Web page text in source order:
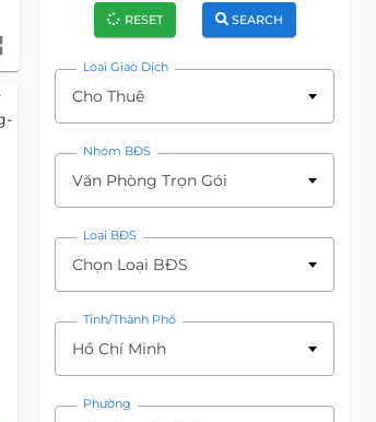
RESET SEARCH
Loại Giao Dịch
Cho Thuê
Nhóm BĐS
Văn Phòng Trọn Gói
Loại BĐS
Chọn Loại BĐS
Tỉnh/Thành Phố
Hồ Chí Minh
Phường